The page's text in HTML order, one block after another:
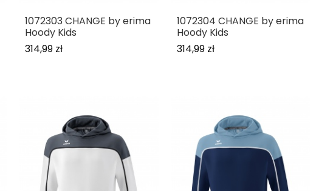
1072303 CHANGE by erima
Hoody Kids
314,99 zł
1072304 CHANGE by erima
Hoody Kids
314,99 zł